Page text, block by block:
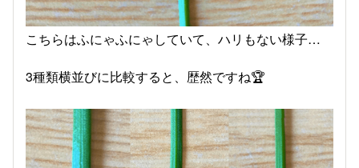
こちらはふにゃふにゃしていて、ハリもない様子…
3種類横並びに比較すると、歴然ですね🏆